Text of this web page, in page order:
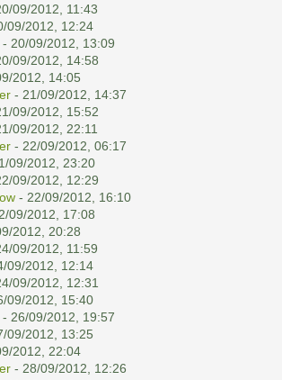
09/2012, 11:43
09/2012, 12:24
20/09/2012, 13:09
09/2012, 14:58
2012, 14:05
- 21/09/2012, 14:37
09/2012, 15:52
09/2012, 22:11
- 22/09/2012, 06:17
09/2012, 23:20
09/2012, 12:29
- 22/09/2012, 16:10
09/2012, 17:08
2012, 20:28
09/2012, 11:59
09/2012, 12:14
09/2012, 12:31
09/2012, 15:40
26/09/2012, 19:57
09/2012, 13:25
2012, 22:04
- 28/09/2012, 12:26